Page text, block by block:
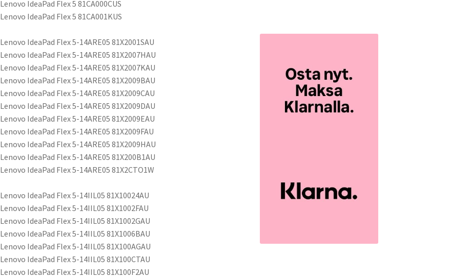
Lenovo IdeaPad Flex 5 81CA000CUS
Lenovo IdeaPad Flex 5 81CA001KUS
Lenovo IdeaPad Flex 5-14ARE05 81X2001SAU
Lenovo IdeaPad Flex 5-14ARE05 81X2007HAU
Lenovo IdeaPad Flex 5-14ARE05 81X2007KAU
Lenovo IdeaPad Flex 5-14ARE05 81X2009BAU
Lenovo IdeaPad Flex 5-14ARE05 81X2009CAU
Lenovo IdeaPad Flex 5-14ARE05 81X2009DAU
Lenovo IdeaPad Flex 5-14ARE05 81X2009EAU
Lenovo IdeaPad Flex 5-14ARE05 81X2009FAU
Lenovo IdeaPad Flex 5-14ARE05 81X2009HAU
Lenovo IdeaPad Flex 5-14ARE05 81X200B1AU
Lenovo IdeaPad Flex 5-14ARE05 81X2CTO1W
Lenovo IdeaPad Flex 5-14IIL05 81X10024AU
Lenovo IdeaPad Flex 5-14IIL05 81X1002FAU
Lenovo IdeaPad Flex 5-14IIL05 81X1002GAU
Lenovo IdeaPad Flex 5-14IIL05 81X1006BAU
Lenovo IdeaPad Flex 5-14IIL05 81X100AGAU
Lenovo IdeaPad Flex 5-14IIL05 81X100CTAU
Lenovo IdeaPad Flex 5-14IIL05 81X100F2AU